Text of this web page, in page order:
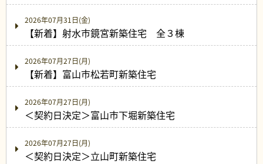
2026年07月31日(金)
【新着】射水市鏡宮新築住宅 全３棟
2026年07月27日(月)
【新着】富山市松若町新築住宅
2026年07月27日(月)
＜契約日決定＞富山市下堀新築住宅
2026年07月27日(月)
＜契約日決定＞立山町新築住宅